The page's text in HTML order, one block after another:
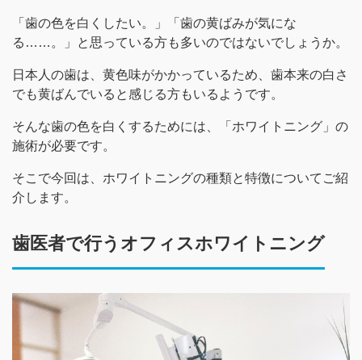
「歯の色を白くしたい。」「歯の黄ばみが気にな
る……。」と思っている方も多いのではないでしょうか。
日本人の歯は、黄色味がかかっているため、歯本来の白さ
でも黄ばんでいると感じる方もいるようです。
そんな歯の色を白くするためには、「ホワイトニング」の
施術が必要です。
そこで今回は、ホワイトニングの種類と特徴についてご紹
介します。
歯医者で行うオフィスホワイトニング